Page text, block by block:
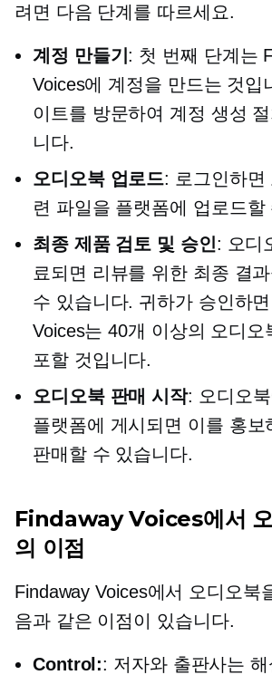
려면 다음 단계를 따르세요.
계정 만들기 : 첫 번째 단계는
Voices에 계정을 만드는 것입
이트를 방문하여 계정 생성
니다.
오디오북 업로드: 로그인하면
련 파일을 플랫폼에 업로드할
최종 제품 검토 및 승인: 오디
료되면 리뷰를 위한 최종 결
수 있습니다. 귀하가 승인하
Voices는 40개 이상의 오디오
포할 것입니다.
오디오북 판매 시작: 오디오
플랫폼에 게시되면 이를 홍보
판매할 수 있습니다.
Findaway Voices에서
의 이점
Findaway Voices에서 오디오북
음과 같은 이점이 있습니다.
Control:: 저자와 출판사는 해